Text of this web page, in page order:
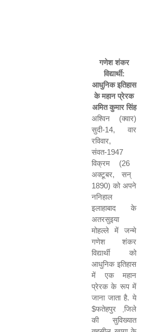
गणेश शंकर
विद्यार्थी:
आधुनिक इतिहास
के महान प्रेरक
अमित कुमार सिंह
अश्विन (क्वार)
सुदी-14, वार
रविवार,
संवत-1947
विक्रम (26
अक्टूबर, सन्
1890) को अपने
ननिहाल
इलाहाबाद के
अतरसुइया
मोहल्ले में जन्मे
गणेश शंकर
विद्यार्थी को
आधुनिक इतिहास
में एक महान
प्रेरक के रूप में
जाना जाता है. ये
$फतेहपुर जि़ले
की सुविख्यात